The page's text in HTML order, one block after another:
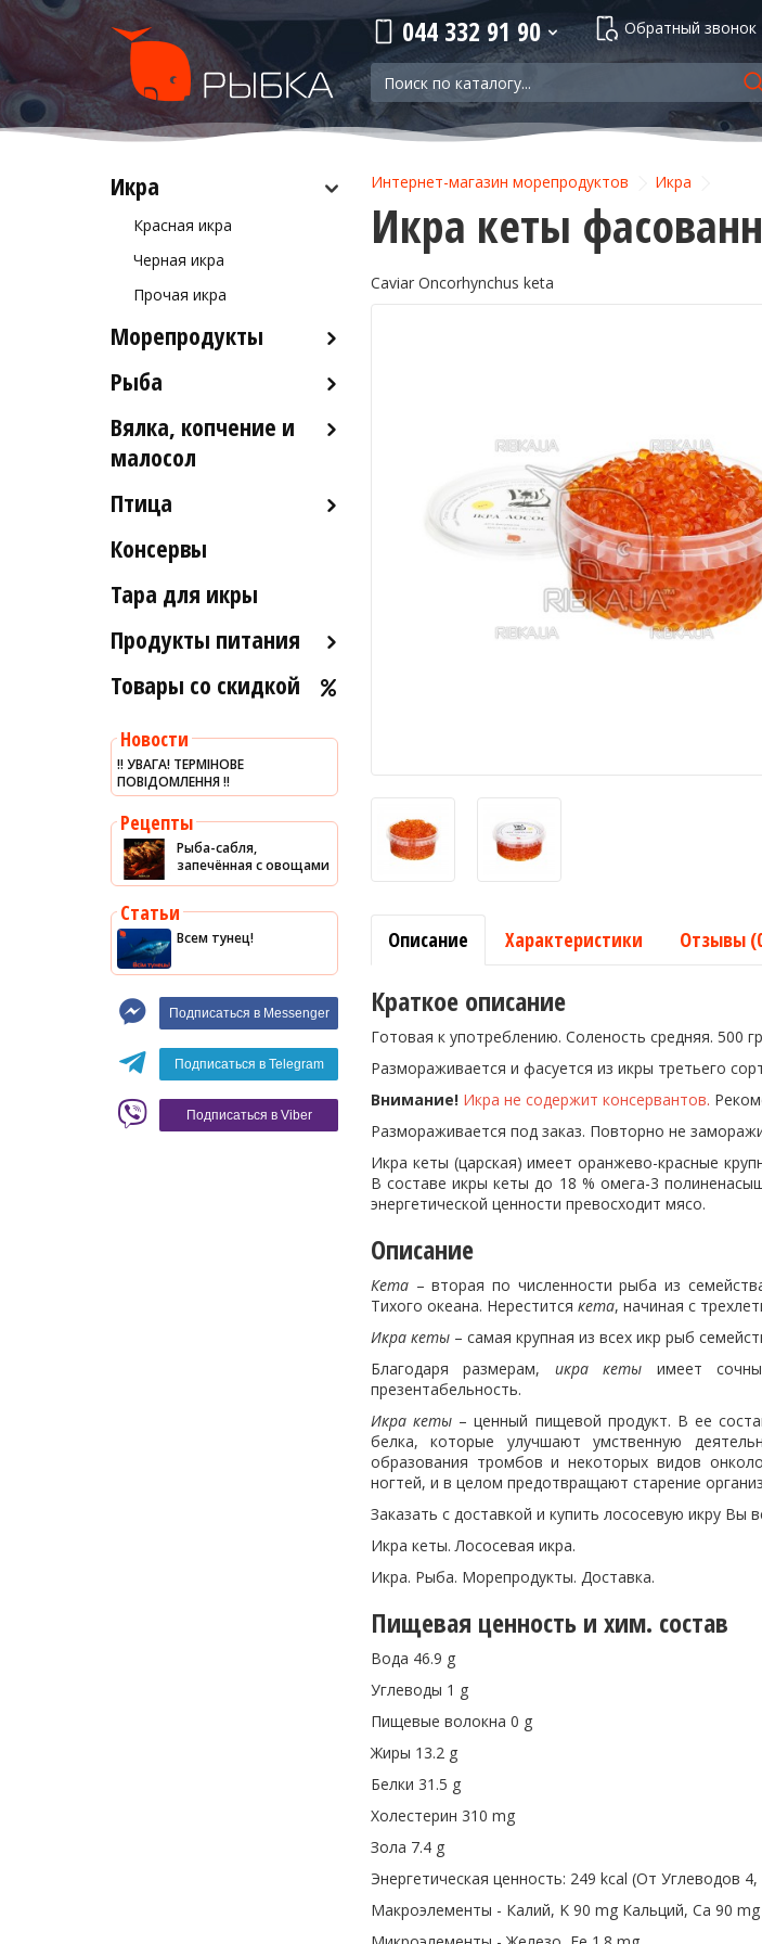
044 332 91 90 Обратный звонок
Икра
Красная икра
Черная икра
Прочая икра
Морепродукты
Кальмары
Крабы
Лобстеры / Омары
Мидии
Мясо гребешка
Рапаны
Устрицы
Другое
Рыба
Рыба деликатесных сортов
Рыба столовых сортов
Вялка, копчение и
малосол
Икра вяленая
Рыба слабосоленая
Рыба холодного и
Птица
Индейка
Консервы
Тара для икры
Продукты питания
Оливковое масло
Уксус
Сыры
Соусы
Сладости
Рис
Оливки
Мясные изделия
Вино
Белое вино
Красное вино
Кофе
Blaser
Товары со скидкой
Новости
‼️ УВАГА! ТЕРМІНОВЕ
ПОВІДОМЛЕННЯ ‼️
Рецепты
Рыба-сабля,
запечённая с овощами
Статьи
Всем тунец!
Подписаться в Messenger
Подписаться в Telegram
Подписаться в Viber
Интернет-магазин морепродуктов Икра
Икра кеты
Caviar Oncorhynchus keta
Описание Характеристики Отзывы
Краткое описание
Готовая к употреблению. Соленость средняя. 500
Размораживается и фасуется из икры третьего
Внимание! Икра не содержит консервантов.
Размораживается под заказ. Повторно не
Икра кеты (царская) имеет оранжево-красные
В составе икры кеты до 18 % омега-3
энергетической ценности превосходит мясо.
Описание
Кета – вторая по численности рыба из
Тихого океана. Нерестится кета, начиная с
Икра кеты – самая крупная из всех икр рыб
Благодаря размерам, икра кеты имеет
презентабельность.
Икра кеты – ценный пищевой продукт. В ее
белка, которые улучшают умственную
образования тромбов и некоторых видов
ногтей, и в целом предотвращают старение
Заказать с доставкой и купить лососевую икру Вы
Икра кеты. Лососевая икра.
Икра. Рыба. Морепродукты. Доставка.
Пищевая ценность и хим. состав
Вода 46.9 g
Углеводы 1 g
Пищевые волокна 0 g
Жиры 13.2 g
Белки 31.5 g
Холестерин 310 mg
Зола 7.4 g
Энергетическая ценность: 249 kcal (От Углеводов
Макроэлементы - Калий, K 90 mg Кальций, Ca 90